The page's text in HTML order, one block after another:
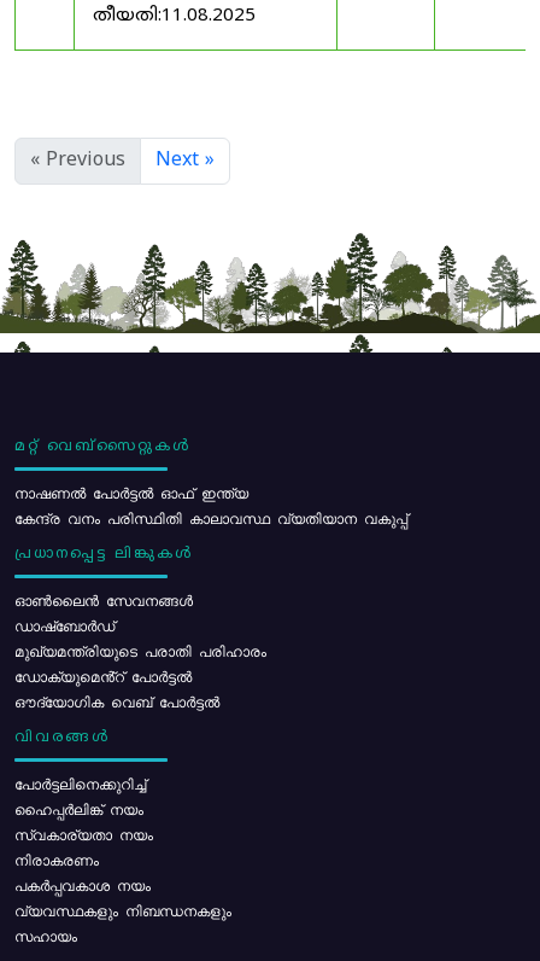
തീയതി:11.08.2025
« Previous Next »
മറ്റ് വെബ്സൈറ്റുകൾ
നാഷണൽ പോർട്ടൽ ഓഫ് ഇന്ത്യ
കേന്ദ്ര വനം പരിസ്ഥിതി കാലാവസ്ഥ വ്യതിയാന വകുപ്പ്
പ്രധാനപ്പെട്ട ലിങ്കുകൾ
ഓൺലൈൻ സേവനങ്ങൾ
ഡാഷ്ബോർഡ്
മുഖ്യമന്ത്രിയുടെ പരാതി പരിഹാരം
ഡോക്യുമെൻ്റ് പോർട്ടൽ
ഔദ്യോഗിക വെബ് പോർട്ടൽ
വിവരങ്ങൾ
പോര്‍ട്ടലിനെക്കുറിച്ച്
ഹൈപ്പർലിങ്ക് നയം
സ്വകാര്യതാ നയം
നിരാകരണം
പകർപ്പവകാശ നയം
വ്യവസ്ഥകളും നിബന്ധനകളും
സഹായം